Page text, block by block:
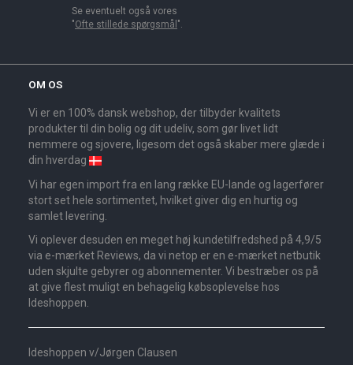
Se eventuelt også vores
"Ofte stillede spørgsmål ".
OM OS
Vi er en 100% dansk webshop, der tilbyder kvalitets
produkter til din bolig og dit udeliv, som gør livet lidt
nemmere og sjovere, ligesom det også skaber mere glæde i
din hverdag
Vi har egen import fra en lang række EU-lande og lagerfører
stort set hele sortimentet, hvilket giver dig en hurtig og
samlet levering.
Vi oplever desuden en meget høj kundetilfredshed på 4,9/5
via e-mærket Reviews, da vi netop er en e-mærket netbutik
uden skjulte gebyrer og abonnementer. Vi bestræber os på
at give flest muligt en behagelig købsoplevelse hos
Ideshoppen.
Ideshoppen v/Jørgen Clausen